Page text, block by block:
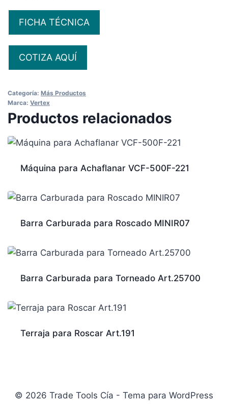
FICHA TÉCNICA
COTIZA AQUÍ
Categoría: Más Productos
Marca: Vertex
Productos relacionados
Máquina para Achaflanar VCF-500F-221
Barra Carburada para Roscado MINIR07
Barra Carburada para Torneado Art.25700
Terraja para Roscar Art.191
© 2026 Trade Tools Cía - Tema para WordPress